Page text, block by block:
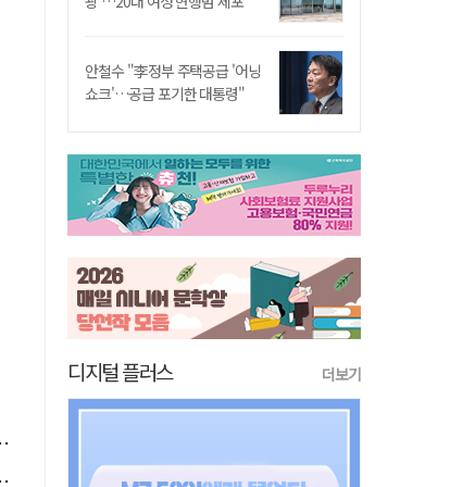
안철수 "李정부 주택공급 '어닝
쇼크'…공급 포기한 대통령"
디지털 플러스 더보기